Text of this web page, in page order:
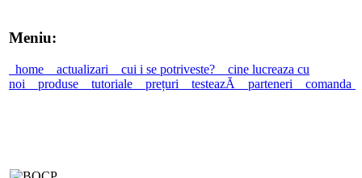
Meniu:
home actualizari cui i se potriveste?
cine lucreaza cu
noi
produse tutoriale prețuri testeazĂ parteneri comanda